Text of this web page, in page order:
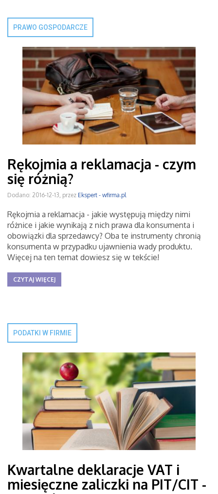
PRAWO GOSPODARCZE
Rękojmia a reklamacja - czym
się różnią?
Dodano: 2016-12-13, przez Ekspert - wfirma.pl
Rękojmia a reklamacja - jakie występują między nimi
różnice i jakie wynikają z nich prawa dla konsumenta i
obowiązki dla sprzedawcy? Oba te instrumenty chronią
konsumenta w przypadku ujawnienia wady produktu.
Więcej na ten temat dowiesz się w tekście!
CZYTAJ WIĘCEJ
PODATKI W FIRMIE
Kwartalne deklaracje VAT i
miesięczne zaliczki na PIT/CIT -